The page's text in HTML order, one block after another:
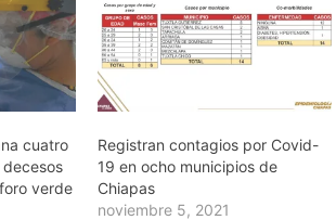
cuatro
verde
Registran contagios por Covid-
19 en ocho municipios de
Chiapas
noviembre 5, 2021